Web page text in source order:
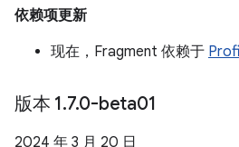
依赖项更新
现在，Fragment 依赖于
版本 1.7.0-beta01
2024 年 3 月 20 日